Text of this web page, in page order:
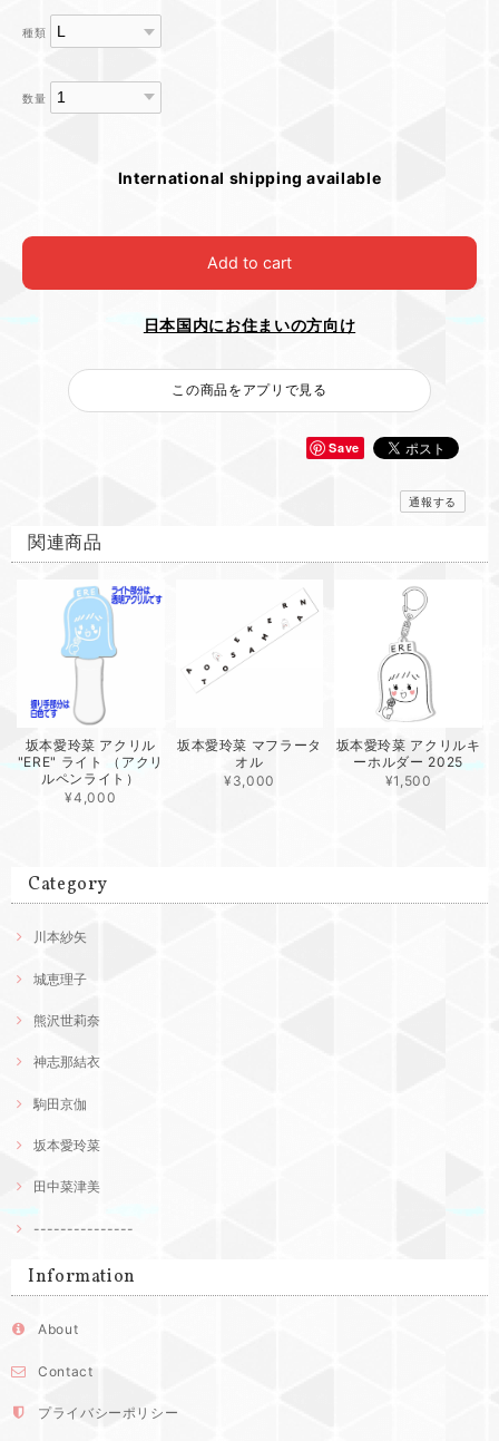
種類
数量
International shipping available
Add to cart
日本国内にお住まいの方向け
この商品をアプリで見る
Save
通報する
関連商品
坂本愛玲菜 アクリル
"ERE" ライト （アクリ
ルペンライト）
¥4,000
坂本愛玲菜 マフラータ
オル
¥3,000
坂本愛玲菜 アクリルキ
ーホルダー 2025
¥1,500
Category
川本紗矢
城恵理子
熊沢世莉奈
神志那結衣
駒田京伽
坂本愛玲菜
田中菜津美
---------------
Information
About
Contact
プライバシーポリシー